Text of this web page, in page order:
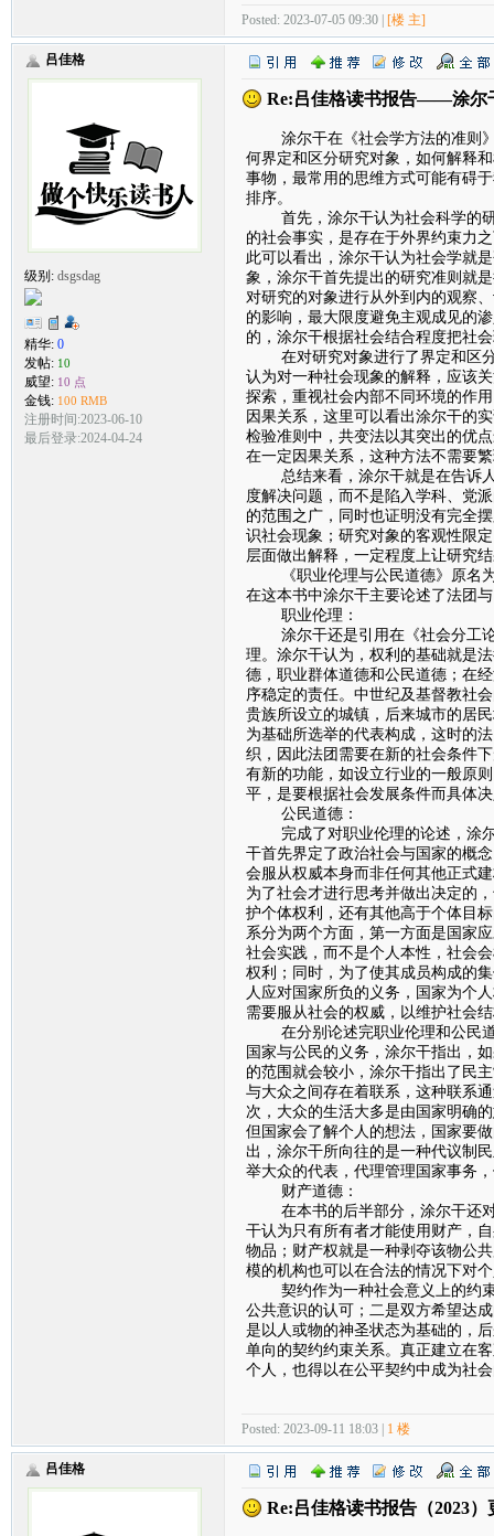
Posted: 2023-07-05 09:30 | [楼 主]
吕佳格
级别: dsgsdag
精华: 0
发帖: 10
威望: 10 点
金钱: 100 RMB
注册时间:2023-06-10
最后登录:2024-04-24
Re:吕佳格读书报告——涂尔
涂尔干在《社会学方法的准则》
何界定和区分研究对象，如何解释
事物，最常用的思维方式可能有碍
排序。
首先，涂尔干认为社会科学的研
的社会事实，是存在于外界约束力
此可以看出，涂尔干认为社会学就
象，涂尔干首先提出的研究准则就
对研究的对象进行从外到内的观察
的影响，最大限度避免主观成见的
的，涂尔干根据社会结合程度把社
在对研究对象进行了界定和区分
认为对一种社会现象的解释，应该
探索，重视社会内部不同环境的作
因果关系，这里可以看出涂尔干的
检验准则中，共变法以其突出的优
在一定因果关系，这种方法不需要
总结来看，涂尔干就是在告诉人
度解决问题，而不是陷入学科、党
的范围之广，同时也证明没有完全
识社会现象；研究对象的客观性限
层面做出解释，一定程度上让研究
《职业伦理与公民道德》原名为
在这本书中涂尔干主要论述了法团
职业伦理：
涂尔干还是引用在《社会分工论
理。涂尔干认为，权利的基础就是
德，职业群体道德和公民道德；在
序稳定的责任。中世纪及基督教社
贵族所设立的城镇，后来城市的居
为基础所选举的代表构成，这时的
织，因此法团需要在新的社会条件
有新的功能，如设立行业的一般原
平，是要根据社会发展条件而具体
公民道德：
完成了对职业伦理的论述，涂尔
干首先界定了政治社会与国家的概
会服从权威本身而非任何其他正式
为了社会才进行思考并做出决定的
护个体权利，还有其他高于个体目
系分为两个方面，第一方面是国家
社会实践，而不是个人本性，社会
权利；同时，为了使其成员构成的
人应对国家所负的义务，国家为个
需要服从社会的权威，以维护社会
在分别论述完职业伦理和公民道
国家与公民的义务，涂尔干指出，
的范围就会较小，涂尔干指出了民
与大众之间存在着联系，这种联系
次，大众的生活大多是由国家明确
但国家会了解个人的想法，国家要
出，涂尔干所向往的是一种代议制
举大众的代表，代理管理国家事务
财产道德：
在本书的后半部分，涂尔干还对
干认为只有所有者才能使用财产，
物品；财产权就是一种剥夺该物公
模的机构也可以在合法的情况下对
契约作为一种社会意义上的约束
公共意识的认可；二是双方希望达
是以人或物的神圣状态为基础的，
单向的契约约束关系。真正建立在
个人，也得以在公平契约中成为社
Posted: 2023-09-11 18:03 | 1 楼
吕佳格
Re:吕佳格读书报告（2023）